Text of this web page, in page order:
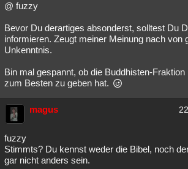
@ fuzzy
Bevor Du derartiges absonderst, solltest Du
informieren. Zeugt meiner Meinung nach von
Unkenntnis.
Bin mal gespannt, ob die Buddhisten-
zum Besten zu geben hat.
magus
fuzzy
Stimmts? Du kennst weder die Bibel, noch
gar nicht anders sein.